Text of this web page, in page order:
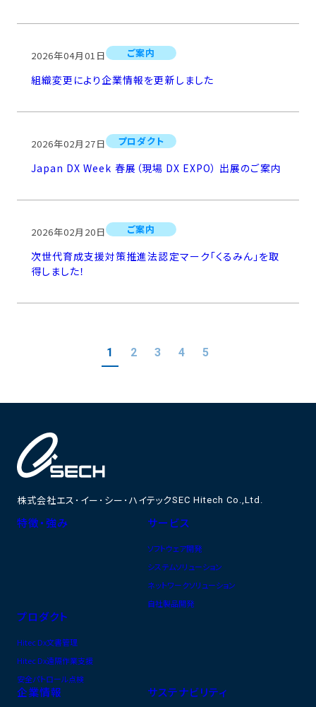
2026年04月01日 ご案内
組織変更により企業情報を更新しました
2026年02月27日 プロダクト
Japan DX Week 春展（現場 DX EXPO） 出展のご案内
2026年02月20日 ご案内
次世代育成支援対策推進法認定マーク「くるみん」を取
得しました！
1 2 3 4 5
株式会社エス･イー･シー･ハイテックSEC Hitech Co.,Ltd.
特徴・強み サービス
ソフトウェア開発
システムソリューション
ネットワークソリューション
自社製品開発
プロダクト
Hitec Dx文書管理
Hitec Dx遠隔作業支援
安全パトロール点検
企業情報 サステナビリティ